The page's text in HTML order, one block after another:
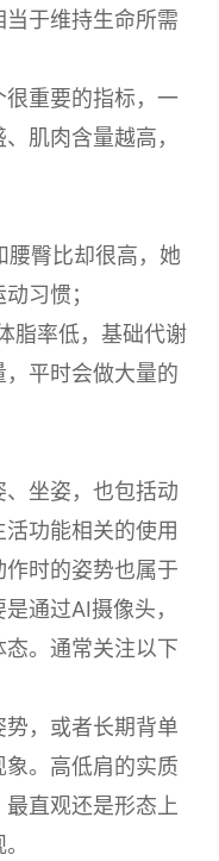
于维持生命所需
重要的指标，一
肌肉含量越高，
腰臀比却很高，她
习惯；
脂率低，基础代谢
平时会做大量的
坐姿，也包括动
功能相关的使用
时的姿势也属于
通过AI摄像头，
。通常关注以下
，或者长期背单
。高低肩的实质
直观还是形态上